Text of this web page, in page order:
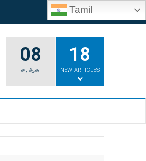
Tamil
08
ச , ஆக
18
NEW ARTICLES